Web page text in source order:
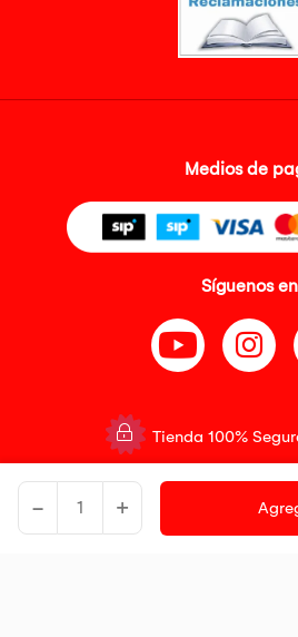
- +
Medios de
Síguenos en
Tienda 100%
Tiendas Peruanas S.A. R.U.C. Nº
reservados. Av. Aviación 2405
Precios disponibles solo en
pueden incluir descuento adicional.